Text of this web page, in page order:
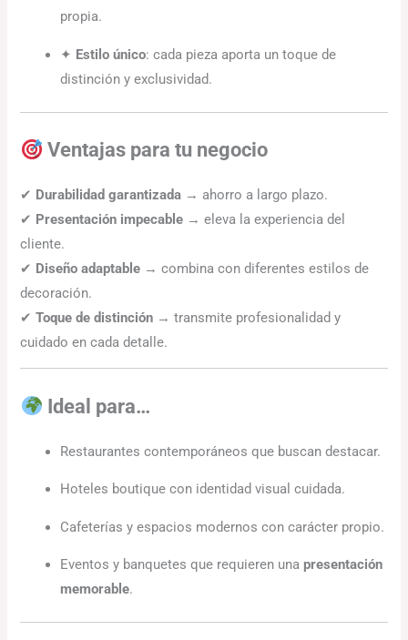
propia.
✦ Estilo único: cada pieza aporta un toque de
distinción y exclusividad.
Ventajas para tu negocio
✔ Durabilidad garantizada → ahorro a largo plazo.
✔ Presentación impecable → eleva la experiencia del
cliente.
✔ Diseño adaptable → combina con diferentes estilos de
decoración.
✔Toque de distinción → transmite profesionalidad y
cuidado en cada detalle.
Ideal para…
Restaurantes contemporáneos que buscan destacar.
Hoteles boutique con identidad visual cuidada.
Cafeterías y espacios modernos con carácter propio.
Eventos y banquetes que requieren unapresentación
memorable.